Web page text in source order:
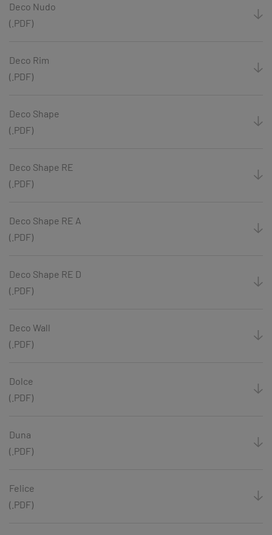
Deco Nudo
(.PDF)
Deco Rim
(.PDF)
Deco Shape
(.PDF)
Deco Shape RE
(.PDF)
Deco Shape RE A
(.PDF)
Deco Shape RE D
(.PDF)
Deco Wall
(.PDF)
Dolce
(.PDF)
Duna
(.PDF)
Felice
(.PDF)